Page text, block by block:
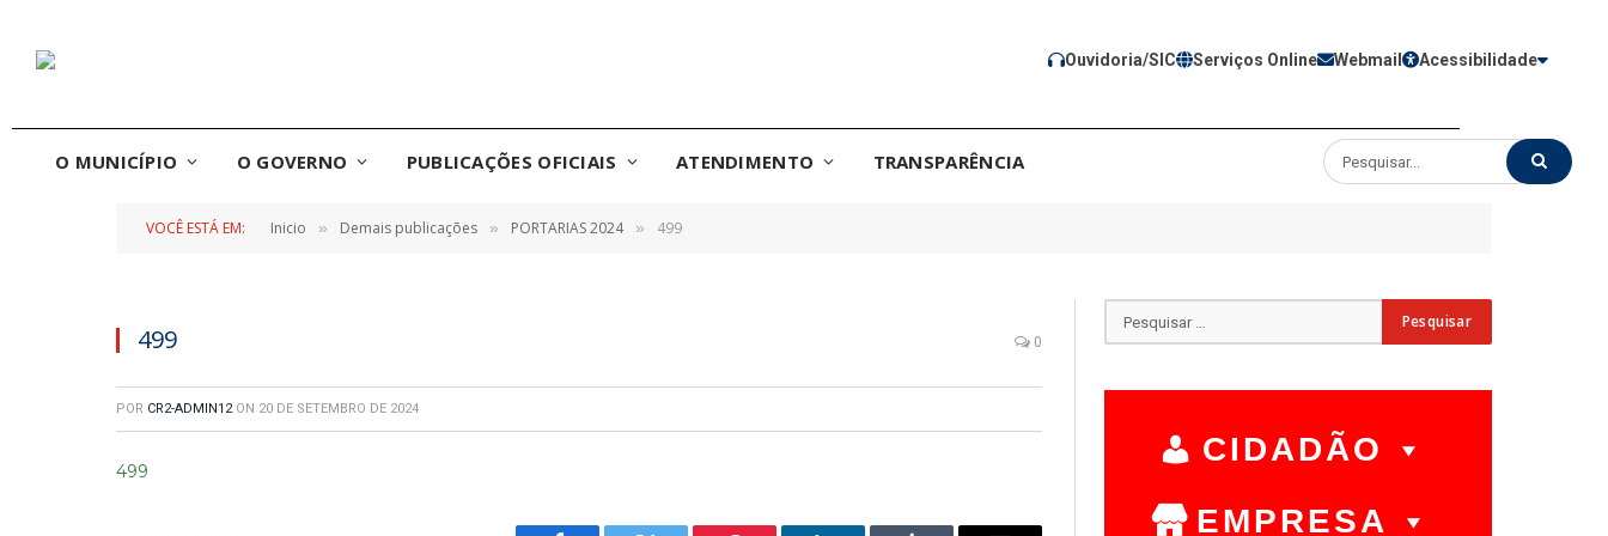
Ouvidoria/SIC Serviços Online Webmail Acessibilidade
O MUNICÍPIO O GOVERNO PUBLICAÇÕES OFICIAIS ATENDIMENTO TRANSPARÊNCIA
VOCÊ ESTÁ EM: Inicio » Demais publicações » PORTARIAS 2024 » 499
499 0
POR CR2-ADMIN12 ON 20 DE SETEMBRO DE 2024
499
CIDADÃO
EMPRESA